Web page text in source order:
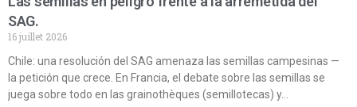
SAG.
16 juillet 2026
Chile: una resolución del SAG amenaza las semillas campesinas —
la petición que crece. En Francia, el debate sobre las semillas se
juega sobre todo en las grainothèques (semillotecas) y…